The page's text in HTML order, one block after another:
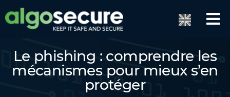
Le phishing : comprendre les
mécanismes pour mieux s’en
protéger